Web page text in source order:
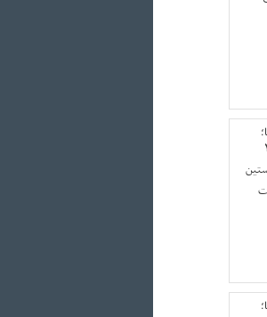
از ۲۰
نخستین